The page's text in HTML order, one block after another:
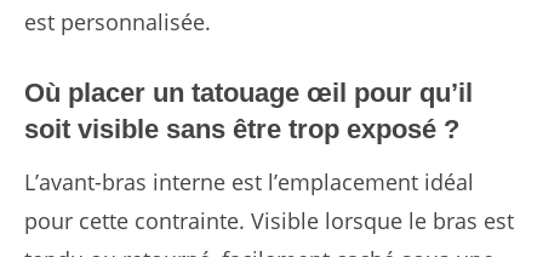
est personnalisée.
Où placer un tatouage œil pour qu’il
soit visible sans être trop exposé ?
L’avant-bras interne est l’emplacement idéal
pour cette contrainte. Visible lorsque le bras est